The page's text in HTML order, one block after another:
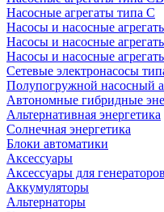
Насосные агрегаты типа С
Насосы и насосные
Насосы и насосные
Насосы и насосные
Сетевые электронасосы
Полупогружной насосный
Автономные гибридные
Альтернативная энергетика
Солнечная энергетика
Блоки автоматики
Аксессуары
Аксессуары для генераторов
Аккумуляторы
Альтернаторы